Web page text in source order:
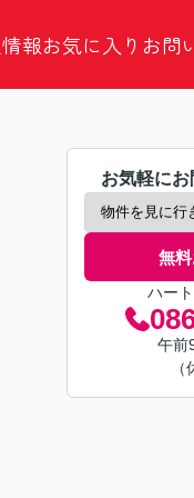
報お気に入り お問
お気軽に
無
ハー
午前